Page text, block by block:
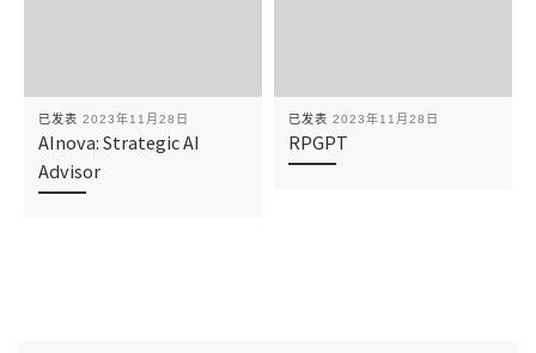
已发表 2023年11月28日
AInova: Strategic AI
Advisor
已发表 2023年11月28日
RPGPT